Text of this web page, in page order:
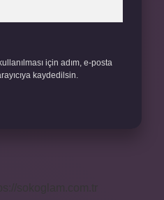
için adım, e-posta
kaydedilsin.